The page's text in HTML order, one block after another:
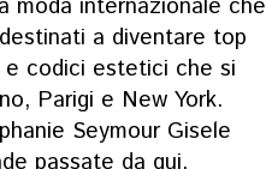
moda internazionale che
a diventare top
codici estetici che si
Parigi e New York.
Seymour Gisele